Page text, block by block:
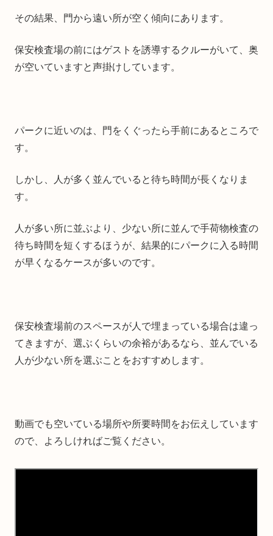
その結果、門から遠い所が空く傾向にあります。
保安検査場の前にはゲストを誘導するクルーがいて、奥
が空いていますと声掛けしています。
パークに近いのは、門をくぐったら手前にあるところで
す。
しかし、人が多く並んでいると待ち時間が長くなりま
す。
人が多い所に並ぶより、少ない所に並んで手荷物検査の
待ち時間を短くするほうが、結果的にパークに入る時間
が早くなるケースが多いのです。
保安検査場前のスペースが人で埋まっている場合は違っ
てきますが、選ぶくらいの余裕があるなら、並んでいる
人が少ない所を選ぶことをおすすめします。
動画でも空いている場所や所要時間をお伝えしています
ので、よろしければご覧ください。